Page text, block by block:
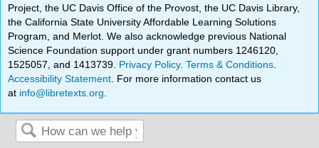
Project, the UC Davis Office of the Provost, the UC Davis Library,
the California State University Affordable Learning Solutions
Program, and Merlot. We also acknowledge previous National
Science Foundation support under grant numbers 1246120,
1525057, and 1413739. Privacy Policy.Terms & Conditions
Accessibility Statement . For more information contact us
at info@libretexts.org